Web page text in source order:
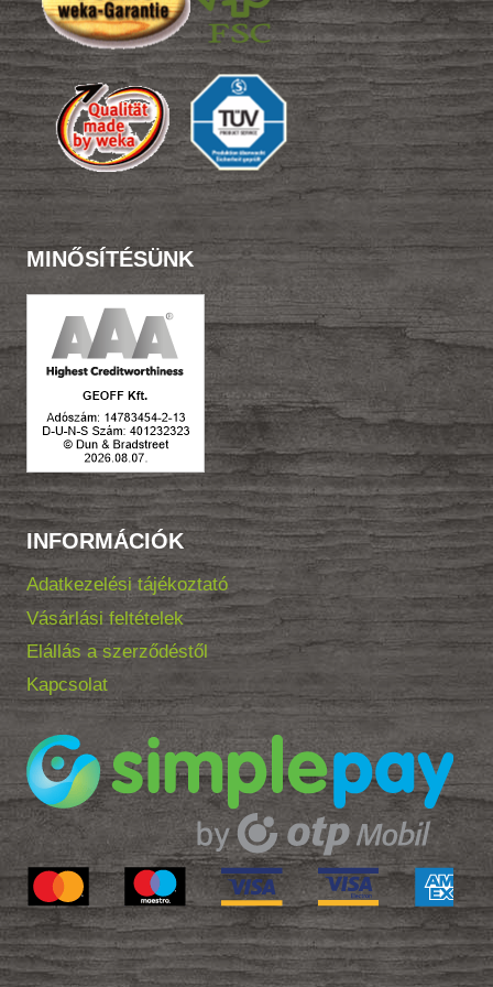
MINŐSÍTÉSÜNK
INFORMÁCIÓK
Adatkezelési tájékoztató
Vásárlási feltételek
Elállás a szerződéstől
Kapcsolat